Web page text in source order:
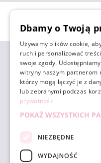
Dbamy o Twoją
Używamy plików cookie,
ruch i personalizować
swoje zgody.
witryny naszym partnerom
którzy mogą łączyć je z
lub zebranymi podczas
prywatności
POKAŻ WSZYSTKICH
NIEZBĘDNE
WYDAJNOŚĆ